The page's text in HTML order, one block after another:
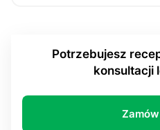
Recepta online tanio?
Potrzebujesz
konsultacji